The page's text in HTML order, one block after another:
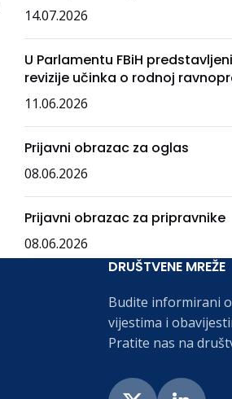
14.07.2026
U Parlamentu FBiH
revizije učinka o rodnoj
11.06.2026
Prijavni obrazac za oglas
08.06.2026
Prijavni obrazac za pripravnike
08.06.2026
DRUŠTVENE MREŽE
Budite informirani
vijestima i
Pratite nas na